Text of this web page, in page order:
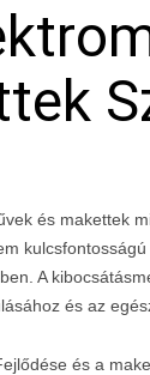
és makettek
A
és az
és a